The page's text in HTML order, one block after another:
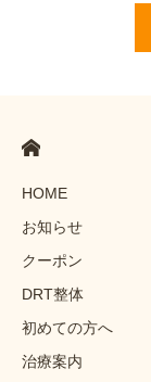
HOME
お知らせ
クーポン
DRT整体
初めての方へ
治療案内